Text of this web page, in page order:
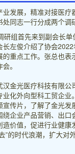
发展，精准对接医
同志一行分成两个
研组首先来到副会长
左俊介绍了协会
重点工作。张总也
。
金光医疗科技有限
化外向型科工贸企
传片，了解了金光
企业产品营销、出
价值，促进行业健
”的时代浪潮，扩大